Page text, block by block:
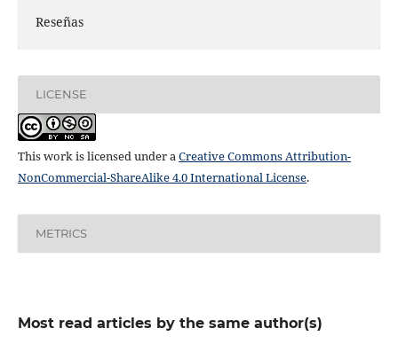
Reseñas
LICENSE
This work is licensed under a Creative Commons Attribution-
NonCommercial-ShareAlike 4.0 International License.
METRICS
Most read articles by the same author(s)